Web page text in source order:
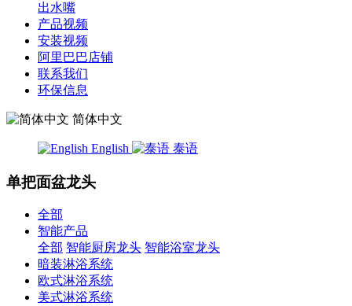
出水嘴
产品视频
安装视频
阿里巴巴店铺
联系我们
环保信息
简体中文
English 泰语
单把面盆龙头
全部
智能产品
全部 智能厨房龙头 智能浴室龙头
暗装淋浴系统
欧式淋浴系统
美式淋浴系统